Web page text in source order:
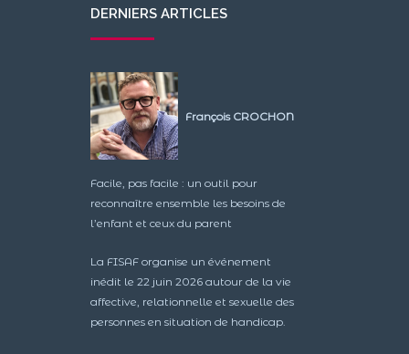
DERNIERS ARTICLES
François CROCHON
Facile, pas facile : un outil pour
reconnaître ensemble les besoins de
l’enfant et ceux du parent
La FISAF organise un événement
inédit le 22 juin 2026 autour de la vie
affective, relationnelle et sexuelle des
personnes en situation de handicap.